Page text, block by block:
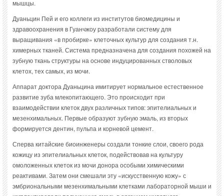
мышцы.
Дуаньцин Пей и его коллеги из институтов биомедицины и
здравоохранения в Гуанчжоу разработали систему для
выращивания «в пробирке» клеточных культур для создания т.н.
химерных тканей. Система предназначена для создания похожей на
зубную ткань структуры на основе индуцированных стволовых
клетох, тех самых, из мочи.
Аппарат доктора Дуаньцина имитирует нормальное естественное
развитие зуба млекопитающего. Это происходит при
взаимодействии клеток двух различных типов: эпителиальных и
мезенхимальных. Первые образуют зубную эмаль, из вторых
формируется дентин, пульпа и корневой цемент.
Сперва китайские биоинженеры создали тонкие слои, своего рода
кожицу из эпителиальных клеток, подействовав на культуру
омоложенных клеток из мочи донора особыми химическими
реактивами. Затем они смешали эту «искусственную кожу» с
эмбриональными мезенхимальными клетками лабораторной мыши и